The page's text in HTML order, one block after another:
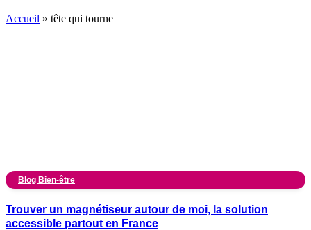
Accueil » tête qui tourne
Blog Bien-être
Trouver un magnétiseur autour de moi, la solution
accessible partout en France